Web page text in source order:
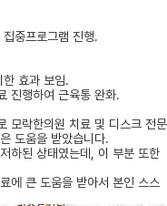
중프로그램 진행.
효과 보임.
진행하여 근육통 완화.
모락한의원 치료 및 디스크 전문
도움을 받았습니다.
하된 상태였는데, 이 부분 또한
에 큰 도움을 받아서 본인 스스